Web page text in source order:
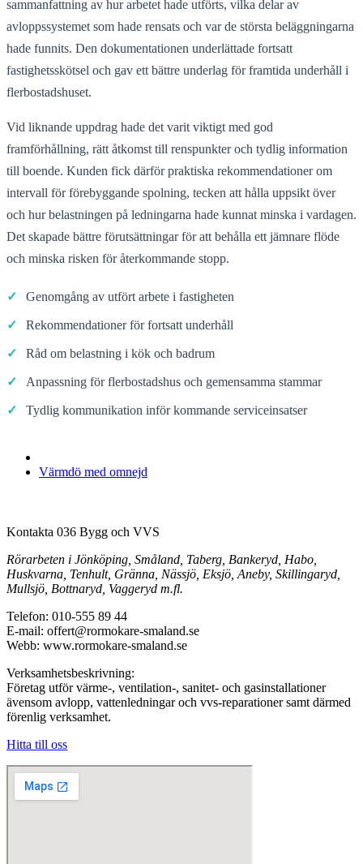
sammanfattning av hur arbetet hade utförts, vilka delar av
avloppssystemet som hade rensats och var de största beläggningarna
hade funnits. Den dokumentationen underlättade fortsatt
fastighetsskötsel och gav ett bättre underlag för framtida underhåll i
flerbostadshuset.
Vid liknande uppdrag hade det varit viktigt med god
framförhållning, rätt åtkomst till renspunkter och tydlig information
till boende. Kunden fick därför praktiska rekommendationer om
intervall för förebyggande spolning, tecken att hålla uppsikt över
och hur belastningen på ledningarna hade kunnat minska i vardagen.
Det skapade bättre förutsättningar för att behålla ett jämnare flöde
och minska risken för återkommande stopp.
✓ Genomgång av utfört arbete i fastigheten
✓ Rekommendationer för fortsatt underhåll
✓ Råd om belastning i kök och badrum
✓ Anpassning för flerbostadshus och gemensamma stammar
✓ Tydlig kommunikation inför kommande serviceinsatser
Värmdö med omnejd
Kontakta 036 Bygg och VVS
Rörarbeten i Jönköping, Småland, Taberg, Bankeryd, Habo,
Huskvarna, Tenhult, Gränna, Nässjö, Eksjö, Aneby, Skillingaryd,
Mullsjö, Bottnaryd, Vaggeryd m.fl.
Telefon: 010-555 89 44
E-mail: offert@rormokare-smaland.se
Webb: www.rormokare-smaland.se
Verksamhetsbeskrivning:
Företag utför värme-, ventilation-, sanitet- och gasinstallationer
ävensom avlopp, vattenledningar och vvs-reparationer samt därmed
förenlig verksamhet.
Hitta till oss